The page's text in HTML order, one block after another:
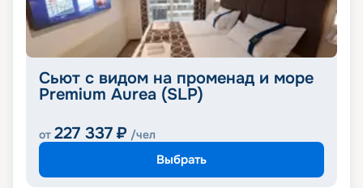
Сьют с видом на променад и море
Premium Aurea (SLP)
от 227 337 ₽ /чел
Выбрать